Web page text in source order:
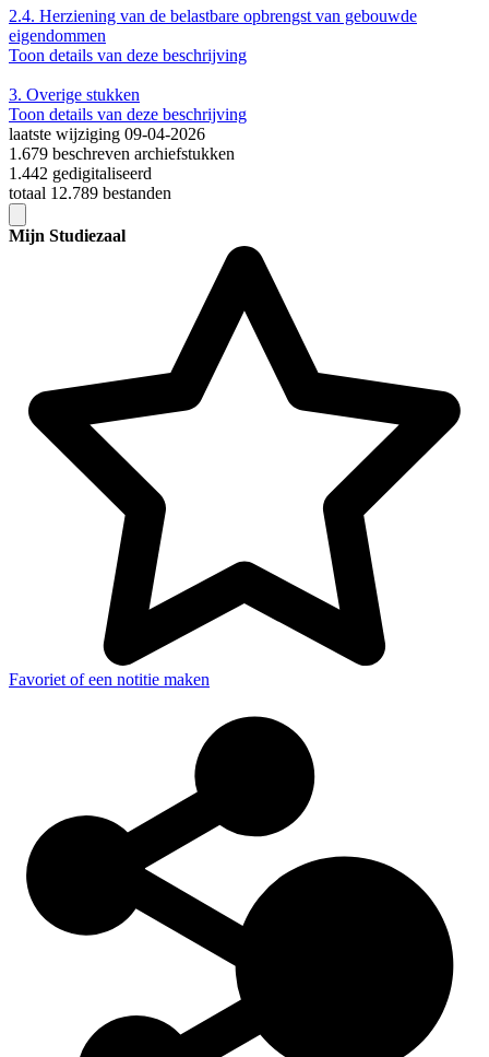
2.4. Herziening van de belastbare opbrengst van gebouwde
eigendommen
Toon details van deze beschrijving
3. Overige stukken
Toon details van deze beschrijving
laatste wijziging 09-04-2026
1.679 beschreven archiefstukken
1.442 gedigitaliseerd
totaal 12.789 bestanden
Mijn Studiezaal
Favoriet of een notitie maken